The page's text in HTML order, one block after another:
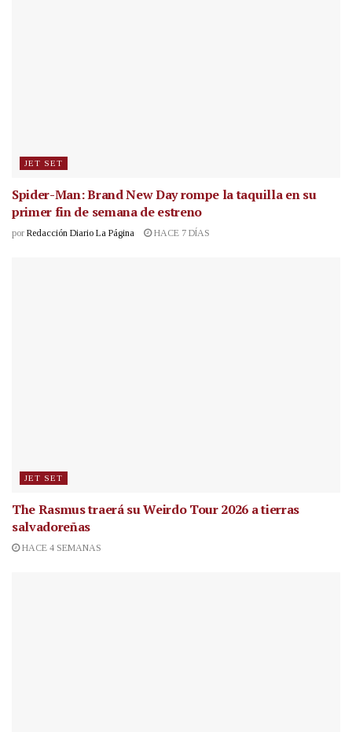
JET SET
Spider-Man: Brand New Day rompe la taquilla en su
primer fin de semana de estreno
por Redacción Diario La Página HACE 7 DÍAS
JET SET
The Rasmus traerá su Weirdo Tour 2026 a tierras
salvadoreñas
HACE 4 SEMANAS